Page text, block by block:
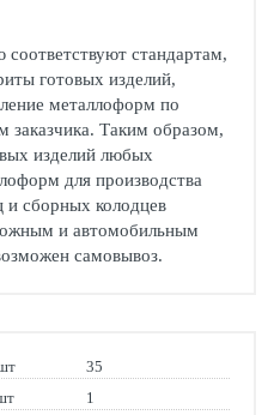
стандартам,
готовых изделий,
металлоформ по
заказчика. Таким образом,
изделий любых
для производства
и сборных колодцев
и автомобильным
самовывоз.
35
1